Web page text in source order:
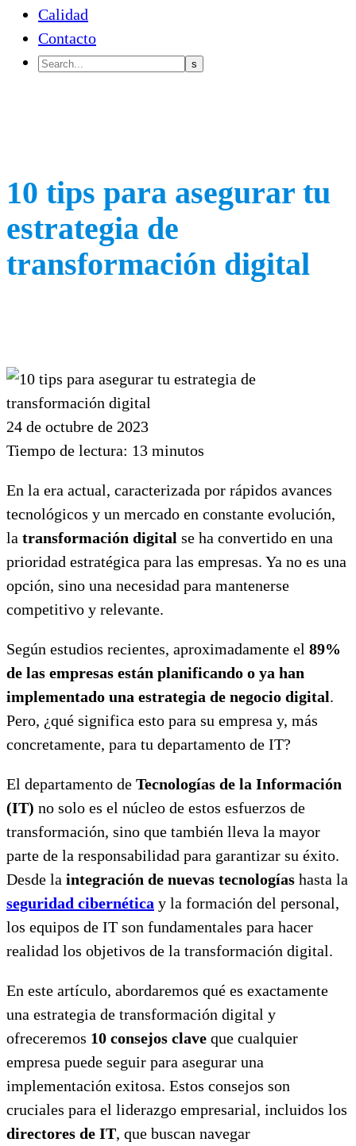
Calidad
Contacto
10 tips para asegurar tu
estrategia de
transformación digital
24 de octubre de 2023
Tiempo de lectura: 13 minutos
En la era actual, caracterizada por rápidos avances
tecnológicos y un mercado en constante evolución,
la transformación digital se ha convertido en una
prioridad estratégica para las empresas. Ya no es una
opción, sino una necesidad para mantenerse
competitivo y relevante.
Según estudios recientes, aproximadamente el 89%
de las empresas están planificando o ya han
implementado una estrategia de negocio digital.
Pero, ¿qué significa esto para su empresa y, más
concretamente, para tu departamento de IT?
El departamento de Tecnologías de la Información
(IT) no solo es el núcleo de estos esfuerzos de
transformación, sino que también lleva la mayor
parte de la responsabilidad para garantizar su éxito.
Desde la integración de nuevas tecnologías hasta la
seguridad cibernética y la formación del personal,
los equipos de IT son fundamentales para hacer
realidad los objetivos de la transformación digital.
En este artículo, abordaremos qué es exactamente
una estrategia de transformación digital y
ofreceremos 10 consejos clave que cualquier
empresa puede seguir para asegurar una
implementación exitosa. Estos consejos son
cruciales para el liderazgo empresarial, incluidos los
directores de IT, que buscan navegar